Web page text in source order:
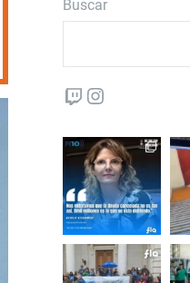
Buscar
Twitch